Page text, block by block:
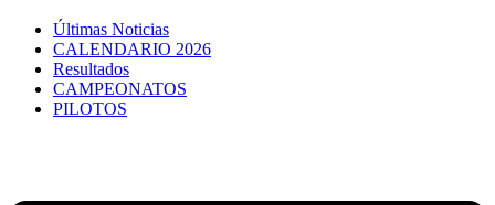
Últimas Noticias
CALENDARIO 2026
Resultados
CAMPEONATOS
PILOTOS